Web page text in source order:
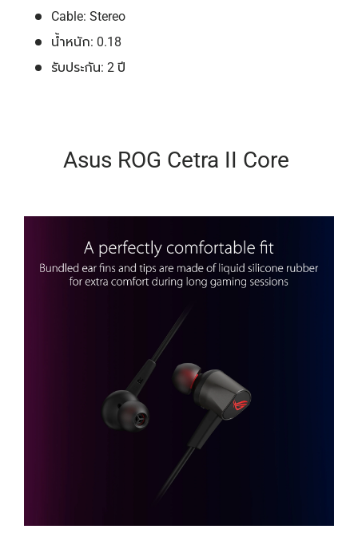
Cable: Stereo
น้ำหนัก: 0.18
รับประกัน: 2 ปี
Asus ROG Cetra II Core